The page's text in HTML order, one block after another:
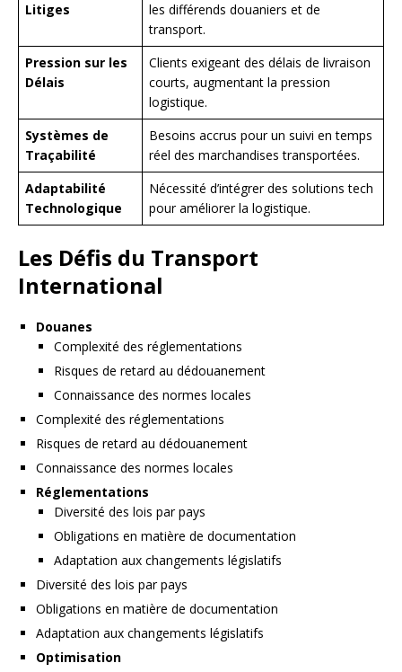
Litiges
les différends douaniers et de
transport.
Pression sur les
Délais
Clients exigeant des délais de livraison
courts, augmentant la pression
logistique.
Systèmes de
Traçabilité
Besoins accrus pour un suivi en temps
réel des marchandises transportées.
Adaptabilité
Technologique
Nécessité d’intégrer des solutions tech
pour améliorer la logistique.
Les Défis du Transport
International
Douanes
Complexité des réglementations
Risques de retard au dédouanement
Connaissance des normes locales
Complexité des réglementations
Risques de retard au dédouanement
Connaissance des normes locales
Réglementations
Diversité des lois par pays
Obligations en matière de documentation
Adaptation aux changements législatifs
Diversité des lois par pays
Obligations en matière de documentation
Adaptation aux changements législatifs
Optimisation